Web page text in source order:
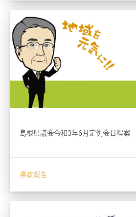
島根県議会令和3年6月定例会日程案
県政報告